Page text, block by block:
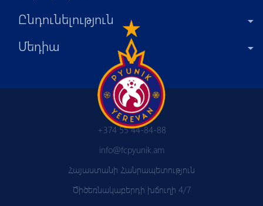
Ընդունելություն
Մեդիա
+374 55 44-84-88
info@fcpyunik.am
Հայաստանի Հանրապետություն
Ծիծեռնակաբերդի խճուղի 4/7